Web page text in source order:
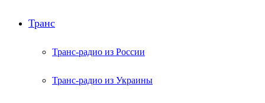
Транс
Транс-радио из России
Транс-радио из Украины